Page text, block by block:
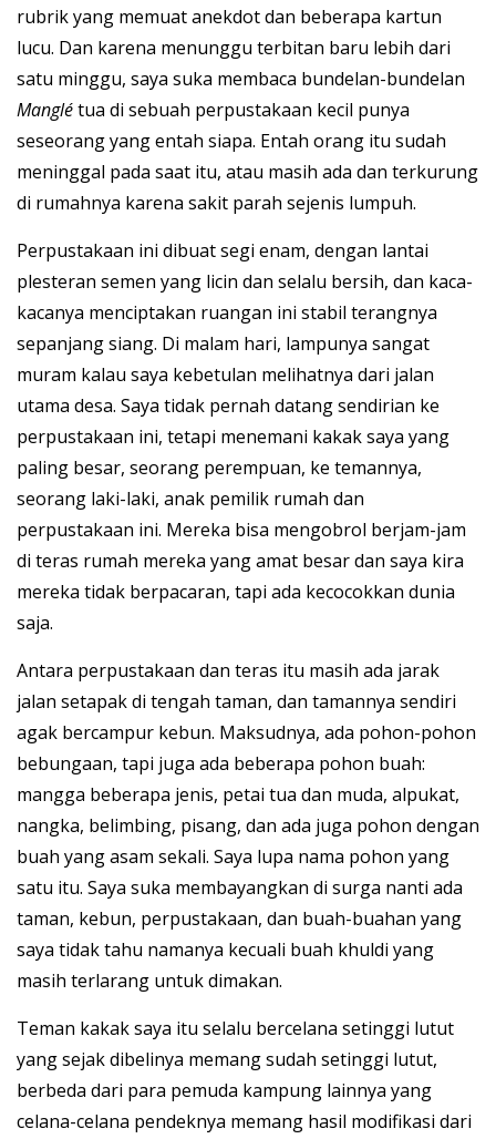
rubrik yang memuat anekdot dan beberapa kartun
lucu. Dan karena menunggu terbitan baru lebih dari
satu minggu, saya suka membaca bundelan-bundelan
Manglétua di sebuah perpustakaan kecil punya
seseorang yang entah siapa. Entah orang itu sudah
meninggal pada saat itu, atau masih ada dan terkurung
di rumahnya karena sakit parah sejenis lumpuh.
Perpustakaan ini dibuat segi enam, dengan lantai
plesteran semen yang licin dan selalu bersih, dan kaca-
kacanya menciptakan ruangan ini stabil terangnya
sepanjang siang. Di malam hari, lampunya sangat
muram kalau saya kebetulan melihatnya dari jalan
utama desa. Saya tidak pernah datang sendirian ke
perpustakaan ini, tetapi menemani kakak saya yang
paling besar, seorang perempuan, ke temannya,
seorang laki-laki, anak pemilik rumah dan
perpustakaan ini. Mereka bisa mengobrol berjam-jam
di teras rumah mereka yang amat besar dan saya kira
mereka tidak berpacaran, tapi ada kecocokkan dunia
saja.
Antara perpustakaan dan teras itu masih ada jarak
jalan setapak di tengah taman, dan tamannya sendiri
agak bercampur kebun. Maksudnya, ada pohon-pohon
bebungaan, tapi juga ada beberapa pohon buah:
mangga beberapa jenis, petai tua dan muda, alpukat,
nangka, belimbing, pisang, dan ada juga pohon dengan
buah yang asam sekali. Saya lupa nama pohon yang
satu itu. Saya suka membayangkan di surga nanti ada
taman, kebun, perpustakaan, dan buah-buahan yang
saya tidak tahu namanya kecuali buah khuldi yang
masih terlarang untuk dimakan.
Teman kakak saya itu selalu bercelana setinggi lutut
yang sejak dibelinya memang sudah setinggi lutut,
berbeda dari para pemuda kampung lainnya yang
celana-celana pendeknya memang hasil modifikasi dari